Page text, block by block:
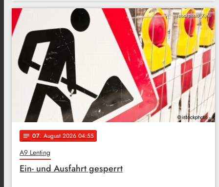
istockphoto_Xyno
notes 07. August 2026 04:55
A9 Lenting
Ein- und Ausfahrt gesperrt